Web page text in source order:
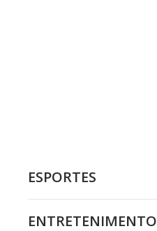
ESPORTES
ENTRETENIMENTO